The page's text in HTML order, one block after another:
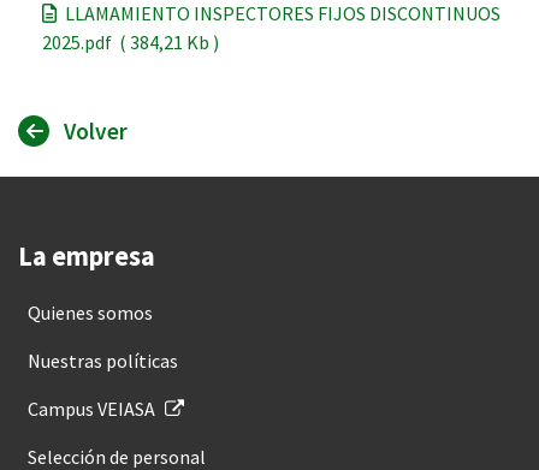
LLAMAMIENTO INSPECTORES FIJOS DISCONTINUOS
2025.pdf ( 384,21 Kb )
Volver
La empresa
Quienes somos
Nuestras políticas
Campus VEIASA
Selección de personal